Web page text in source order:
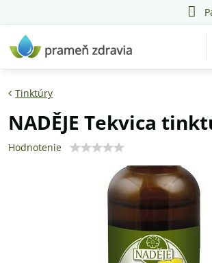
Tinktúry
NADĚJE Tekvica
Hodnotenie